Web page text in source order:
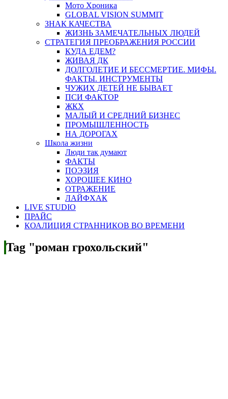
Мото Хроника
GLOBAL VISION SUMMIT
ЗНАК КАЧЕСТВА
ЖИЗНЬ ЗАМЕЧАТЕЛЬНЫХ ЛЮДЕЙ
СТРАТЕГИЯ ПРЕОБРАЖЕНИЯ РОССИИ
КУДА ЕДЕМ?
ЖИВАЯ ДК
ДОЛГОЛЕТИЕ И БЕССМЕРТИЕ. МИФЫ.
ФАКТЫ. ИНСТРУМЕНТЫ
ЧУЖИХ ДЕТЕЙ НЕ БЫВАЕТ
ПСИ ФАКТОР
ЖКХ
МАЛЫЙ И СРЕДНИЙ БИЗНЕС
ПРОМЫШЛЕННОСТЬ
НА ДОРОГАХ
Школа жизни
Люди так думают
ФАКТЫ
ПОЭЗИЯ
ХОРОШЕЕ КИНО
ОТРАЖЕНИЕ
ЛАЙФХАК
LIVE STUDIO
ПРАЙС
КОАЛИЦИЯ СТРАННИКОВ ВО ВРЕМЕНИ
Tag "роман грохольский"